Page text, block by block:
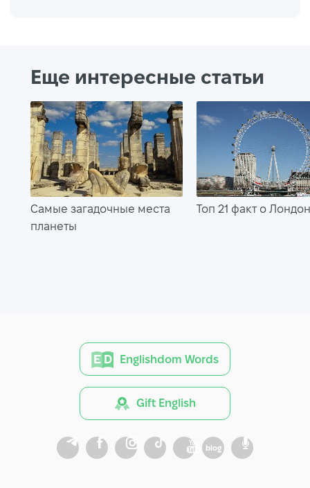
Еще интересные статьи
Самые загадочные места
планеты
Топ 21 факт о
Englishdom Words
Gift English
blog